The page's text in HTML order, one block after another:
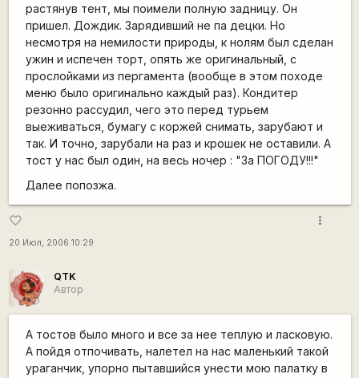
растянув тент, мы поимели полную задницу. Он
пришел. Дождик. Зарядивший не па децки. Но
несмотря на немилости природы, к нолям был сделан
ужин и испечен торт, опять же оригинальный, с
прослойками из пергамента (вообще в этом походе
меню было оригинально каждый раз). Кондитер
резонно рассудил, чего это перед турьем
выеживаться, бумагу с коржей снимать, зарубают и
так. И точно, зарубали на раз и крошек не оставили. А
тост у нас был один, на весь ночер : "За ПОГОДУ!!!"
Далее попозжа.
favorite_border
20 Июл, 2006 10:29
more_vert
QTK
Автор
А тостов было много и все за нее теплую и ласковую.
А пойдя отпочивать, налетел на нас маленький такой
ураганчик, упорно пытавшийся унести мою палатку в